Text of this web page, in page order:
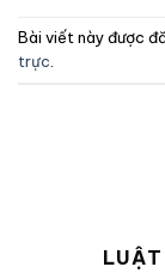
Bài viết này được
trực
LUẬT